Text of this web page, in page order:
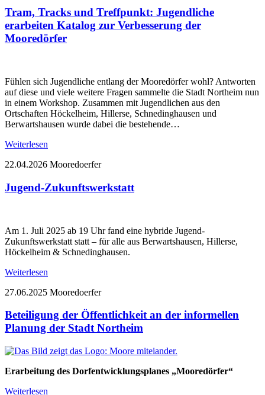
Tram, Tracks und Treffpunkt: Jugendliche
erarbeiten Katalog zur Verbesserung der
Mooredörfer
Fühlen sich Jugendliche entlang der Mooredörfer wohl? Antworten
auf diese und viele weitere Fragen sammelte die Stadt Northeim nun
in einem Workshop. Zusammen mit Jugendlichen aus den
Ortschaften Höckelheim, Hillerse, Schnedinghausen und
Berwartshausen wurde dabei die bestehende…
Weiterlesen
22.04.2026 Mooredoerfer
Jugend-Zukunftswerkstatt
Am 1. Juli 2025 ab 19 Uhr fand eine hybride Jugend-
Zukunftswerkstatt statt – für alle aus Berwartshausen, Hillerse,
Höckelheim & Schnedinghausen.
Weiterlesen
27.06.2025 Mooredoerfer
Beteiligung der Öffentlichkeit an der informellen
Planung der Stadt Northeim
Erarbeitung des Dorfentwicklungsplanes „Mooredörfer“
Weiterlesen